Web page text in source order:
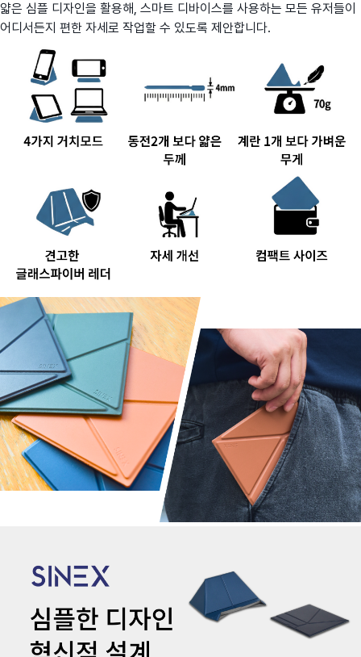
얇은 심플 디자인을 활용해, 스마트 디바이스를 사용하는 모든 유저들이
어디서든지 편한 자세로 작업할 수 있도록 제안합니다.